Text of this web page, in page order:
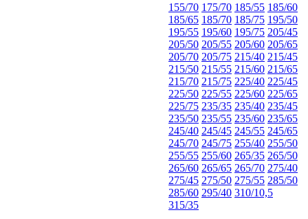
155/70 175/70 185/55 185/60
185/65 185/70 185/75 195/50
195/55 195/60 195/75 205/45
205/50 205/55 205/60 205/65
205/70 205/75 215/40 215/45
215/50 215/55 215/60 215/65
215/70 215/75 225/40 225/45
225/50 225/55 225/60 225/65
225/75 235/35 235/40 235/45
235/50 235/55 235/60 235/65
245/40 245/45 245/55 245/65
245/70 245/75 255/40 255/50
255/55 255/60 265/35 265/50
265/60 265/65 265/70 275/40
275/45 275/50 275/55 285/50
285/60 295/40 310/10,5
315/35